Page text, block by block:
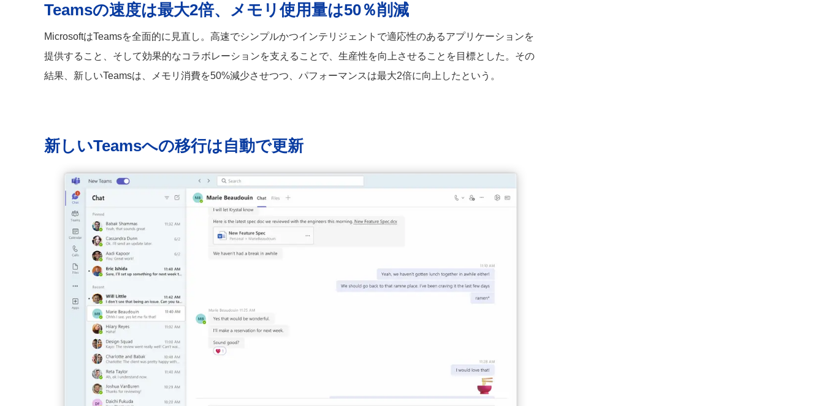
Teamsの速度は最大2倍、メモリ使用量は50％削減
MicrosoftはTeamsを全面的に見直し。高速でシンプルかつインテリジェントで適応性のあるアプリケーションを
提供すること、そして効果的なコラボレーションを支えることで、生産性を向上させることを目標とした。その
結果、新しいTeamsは、メモリ消費を50%減少させつつ、パフォーマンスは最大2倍に向上したという。
新しいTeamsへの移行は自動で更新